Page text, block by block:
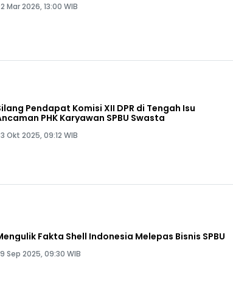
Mar 2026, 13:00 WIB
Pendapat Komisi XII DPR di Tengah Isu
PHK Karyawan SPBU Swasta
Okt 2025, 09:12 WIB
Fakta Shell Indonesia Melepas Bisnis SPBU
Sep 2025, 09:30 WIB